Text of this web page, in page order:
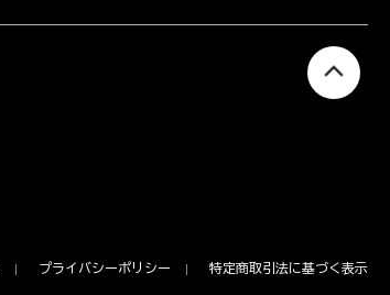
プライバシーポリシー 特定商取引法に基づく表示